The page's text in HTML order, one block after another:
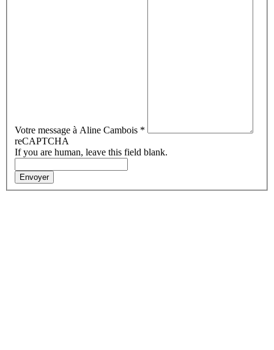
Votre message à Aline Cambois *
reCAPTCHA
If you are human, leave this field blank.
Envoyer